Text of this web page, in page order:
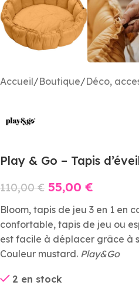
Accueil/Boutique/Déco,
Play & Go – Tapis
110,00€ 55,00 €
Bloom, tapis de jeu 3 en 1 en
confortable, tapis de jeu ou
est facile à déplacer grâce à
Couleur mustard. Play&Go
2 en stock